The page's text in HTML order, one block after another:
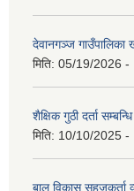
देवानगञ्ज गाउँपालिका
मिति: 05/19/2026 -
शैक्षिक गुठी दर्ता
मिति: 10/10/2025 -
बाल विकास सहजकर्ता